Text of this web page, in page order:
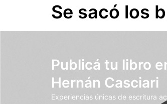
Se sacó los
Publicá tu libro
Hernán Casciari
Experiencias únicas de escritura